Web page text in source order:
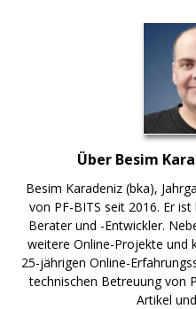
Über Besim
Besim Karadeniz (bka),
von PF-BITS seit 2016. Er
Berater und -Entwickler.
weitere Online-Projekte und
25-jährigen Online-
technischen Betreuung von
Artikel